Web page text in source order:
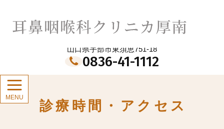
山口県宇部市東須恵751-18
0836-41-1112
診療時間・アクセス